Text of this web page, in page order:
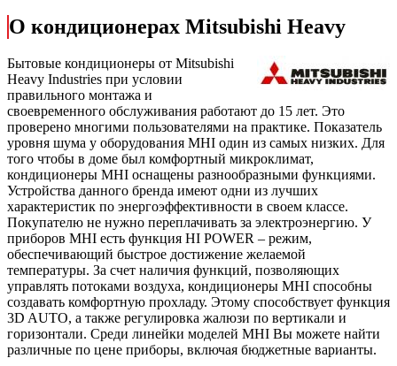
О кондиционерах Mitsubishi Heavy
Бытовые кондиционеры от Mitsubishi
Heavy Industries при условии
правильного монтажа и
своевременного обслуживания работают до 15 лет. Это
проверено многими пользователями на практике. Показатель
уровня шума у оборудования MHI один из самых низких. Для
того чтобы в доме был комфортный микроклимат,
кондиционеры MHI оснащены разнообразными функциями.
Устройства данного бренда имеют одни из лучших
характеристик по энергоэффективности в своем классе.
Покупателю не нужно переплачивать за электроэнергию. У
приборов MHI есть функция HI POWER – режим,
обеспечивающий быстрое достижение желаемой
температуры. За счет наличия функций, позволяющих
управлять потоками воздуха, кондиционеры MHI способны
создавать комфортную прохладу. Этому способствует функция
3D AUTO, а также регулировка жалюзи по вертикали и
горизонтали. Среди линейки моделей MHI Вы можете найти
различные по цене приборы, включая бюджетные варианты.